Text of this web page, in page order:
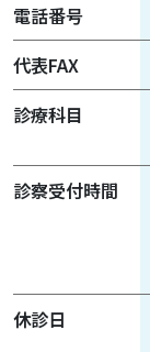
電話番号
代表FAX
診療科目
診察受付時間
休診日